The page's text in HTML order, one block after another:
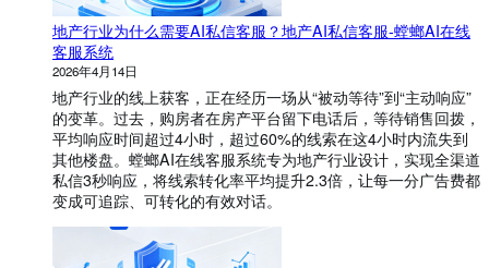
地产行业为什么需要AI私信客服？地产AI私信客服-螳螂AI在线
客服系统
2026年4月14日
地产行业的线上获客，正在经历一场从“被动等待”到“主动响应”
的变革。过去，购房者在房产平台留下电话后，等待销售回拨，
平均响应时间超过4小时，超过60%的线索在这4小时内流失到
其他楼盘。螳螂AI在线客服系统专为地产行业设计，实现全渠道
私信3秒响应，将线索转化率平均提升2.3倍，让每一分广告费都
变成可追踪、可转化的有效对话。